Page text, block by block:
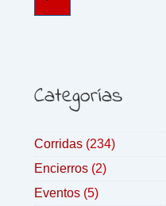
Categorías
Corridas (234)
Encierros (2)
Eventos (5)